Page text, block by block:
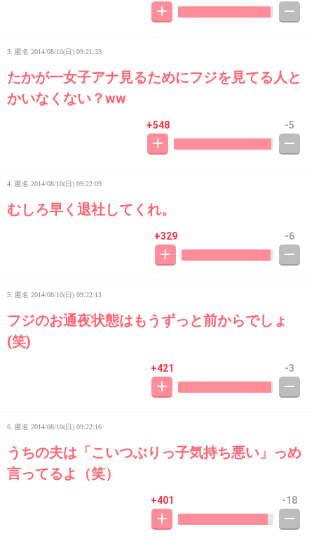
3. 匿名 2014/08/10(日) 09:21:33
たかが一女子アナ見るためにフジを見てる人と
かいなくない？ww
+548 -5
4. 匿名 2014/08/10(日) 09:22:09
むしろ早く退社してくれ。
+329 -6
5. 匿名 2014/08/10(日) 09:22:13
フジのお通夜状態はもうずっと前からでしょ
(笑)
+421 -3
6. 匿名 2014/08/10(日) 09:22:16
うちの夫は「こいつぶりっ子気持ち悪い」っめ
言ってるよ（笑）
+401 -18